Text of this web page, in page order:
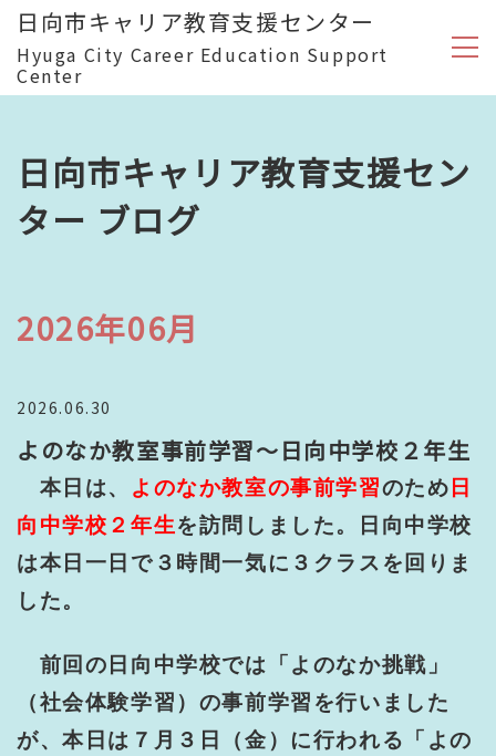
日向市キャリア教育支援センター
Hyuga City Career Education Support
Center
日向市キャリア教育支援セン
ター ブログ
2026年06月
2026.06.30
よのなか教室事前学習～日向中学校２年生
本日は、 よのなか教室の事前学習のため 日
向中学校２年生を訪問しました。日向中学校
は本日一日で３時間一気に３クラスを回りま
した。
前回の日向中学校では「よのなか挑戦」
（社会体験学習）の事前学習を行いました
が、本日は７月３日（金）に行われる「よの